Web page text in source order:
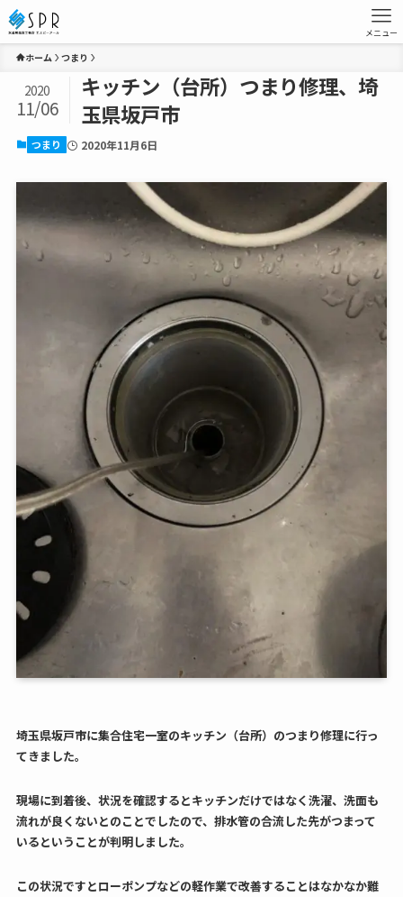
メニュー
ホーム つまり
キッチン（台所）つまり修理、埼
玉県坂戸市
2020
11/06
つまり 2020年11月6日
埼玉県坂戸市に集合住宅一室のキッチン（台所）のつまり修理に行っ
てきました。
現場に到着後、状況を確認するとキッチンだけではなく洗濯、洗面も
流れが良くないとのことでしたので、排水管の合流した先がつまって
いるということが判明しました。
この状況ですとローポンプなどの軽作業で改善することはなかなか難